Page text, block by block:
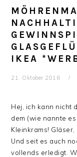
IKEA
21. Oktober 2016
Hej, ich kann nicht
dem (wie nannte
Kleinkrams! Gläser,
Und seit es auch
vollends erledigt.